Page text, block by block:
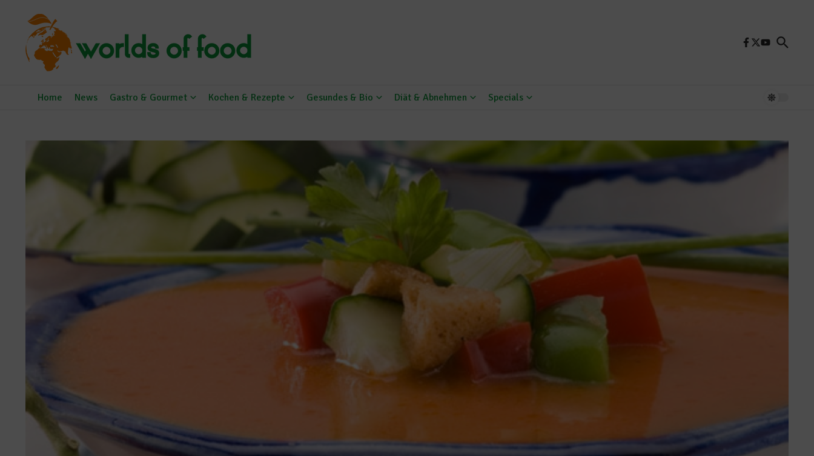
Home News Gastro & Gourmet Kochen & Rezepte Gesundes & Bio Diät & Abnehmen Specials